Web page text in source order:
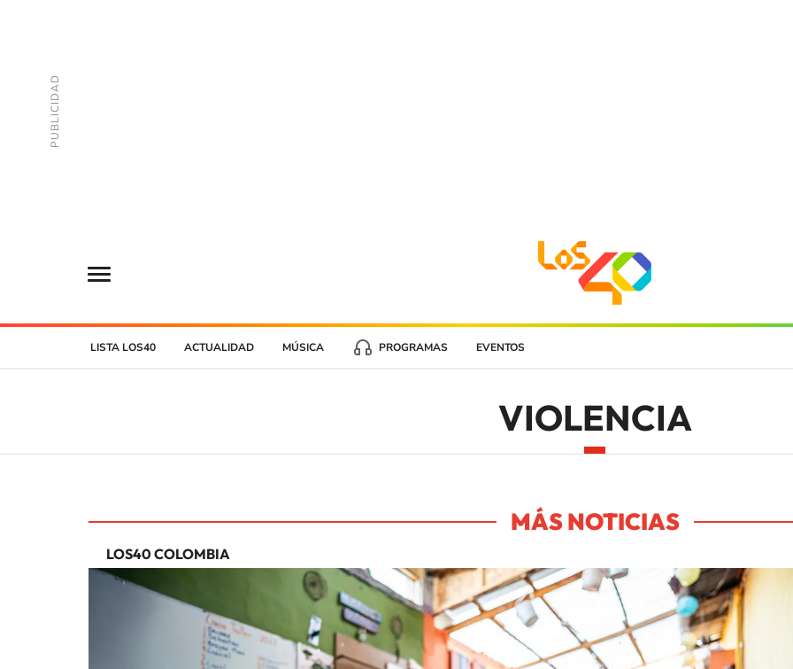
LISTA LOS40 ACTUALIDAD MÚSICA PROGRAMAS EVENTOS
VIOLENCIA
MÁS NOTICIAS
LOS40 COLOMBIA